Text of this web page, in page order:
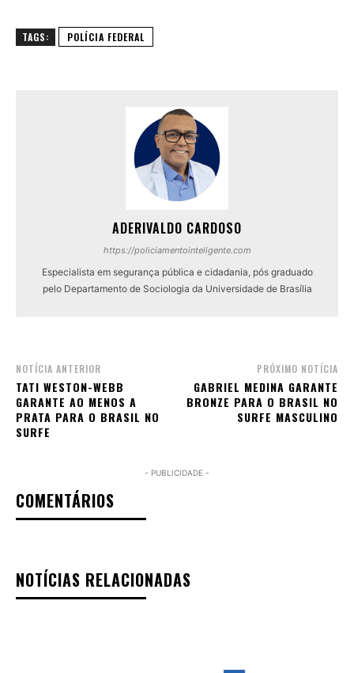
TAGS: POLÍCIA FEDERAL
ADERIVALDO CARDOSO
https://policiamentointeligente.com
Especialista em segurança pública e cidadania, pós graduado
pelo Departamento de Sociologia da Universidade de Brasília
NOTÍCIA ANTERIOR
TATI WESTON-WEBB
GARANTE AO MENOS A
PRATA PARA O BRASIL NO
SURFE
PRÓXIMO NOTÍCIA
GABRIEL MEDINA GARANTE
BRONZE PARA O BRASIL NO
SURFE MASCULINO
- PUBLICIDADE -
COMENTÁRIOS
NOTÍCIAS RELACIONADAS